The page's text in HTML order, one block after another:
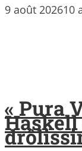
9 août 202610
« Pura
Haskell